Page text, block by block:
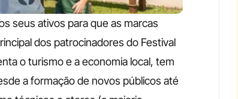
seus ativos para que as marcas
dos patrocinadores do Festival
o turismo e a economia local, tem
a formação de novos públicos até